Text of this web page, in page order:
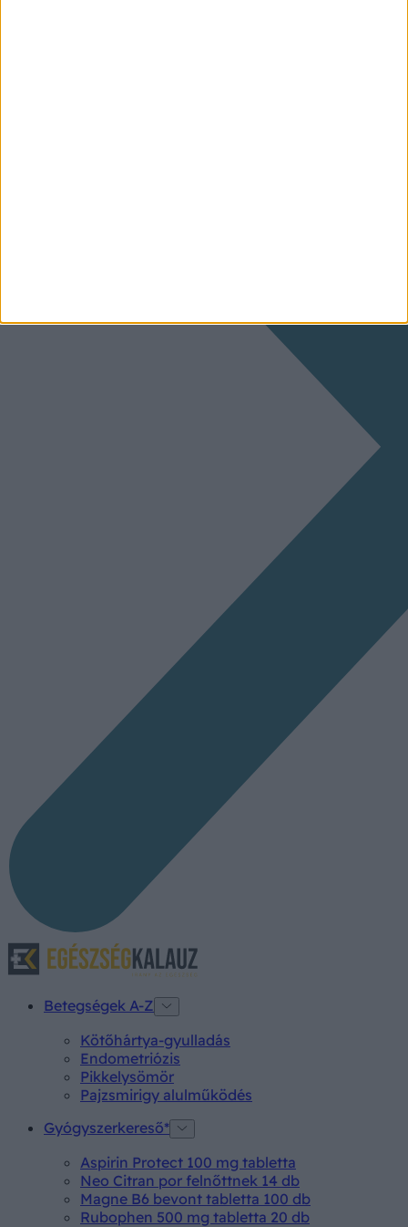
Betegségek A-Z
Kötőhártya-gyulladás
Endometriózis
Pikkelysömör
Pajzsmirigy alulműködés
Gyógyszerkereső*
Aspirin Protect 100 mg tabletta
Neo Citran por felnőttnek 14 db
Magne B6 bevont tabletta 100 db
Rubophen 500 mg tabletta 20 db